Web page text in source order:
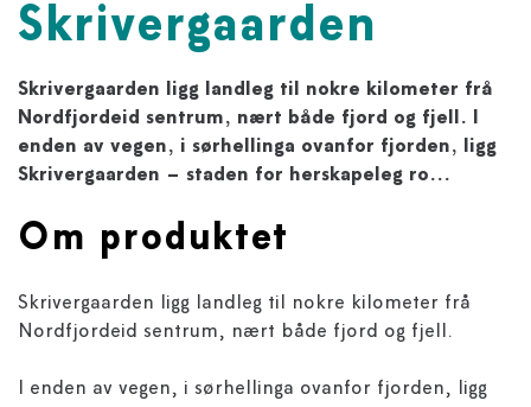
Skrivergaarden
Skrivergaarden ligg landleg til nokre kilometer frå
Nordfjordeid sentrum, nært både fjord og fjell. I
enden av vegen, i sørhellinga ovanfor fjorden, ligg
Skrivergaarden – staden for herskapeleg ro...
Om produktet
Skrivergaarden ligg landleg til nokre kilometer frå
Nordfjordeid sentrum, nært både fjord og fjell.
I enden av vegen, i sørhellinga ovanfor fjorden, ligg